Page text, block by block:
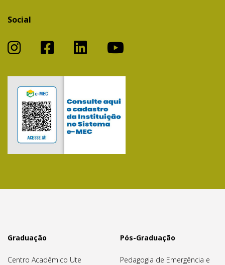
Social
Graduação
Centro Acadêmico Ute
Pós-Graduação
Pedagogia de Emergência e